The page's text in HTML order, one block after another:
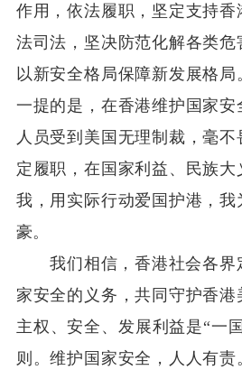
作用，依法履职，坚定支持香
法司法，坚决防范化解各类危
以新安全格局保障新发展格
一提的是，在香港维护国家
人员受到美国无理制裁，毫
定履职，在国家利益、民族
我，用实际行动爱国护港，我
豪。
我们相信，香港社会各界
家安全的义务，共同守护香
主权、安全、发展利益是“一
则。维护国家安全，人人有